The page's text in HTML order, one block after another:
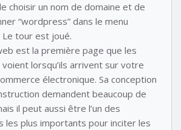
choisir un nom de domaine et de
“wordpress” dans le menu
Le tour est joué.
est la première page que les
lorsqu’ils arrivent sur votre
électronique. Sa conception
demandent beaucoup de
il peut aussi être l’un des
les plus importants pour inciter les